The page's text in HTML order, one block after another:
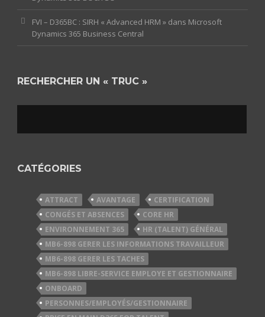
FVI – D365BC : SIRH « Advanced HRM » dans Microsoft
Dynamics 365 Business Central
RECHERCHER UN « TRUC »
CATÉGORIES
ATTRACT AVANTAGE
CERTIFICATION
CONGÉS ET ABSENCES
CORE HR
ENVIRONNEMENT 365
HR (TALENT) GÉNÉRAL
MB6-898 GERER LES INFORMATIONS TRAVAILLEUR
MB6-898 GERER LES TACHES
MB6-898 LIBRE-SERVICE EMPLOYE ET GESTIONNAIRE
ONBOARD
PERSONNES/EMPLOYÉS/GESTIONNAIRE